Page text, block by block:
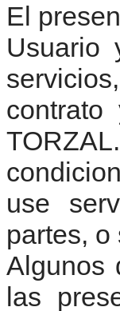
El
Usuario
use
partes, o
Algunos
las